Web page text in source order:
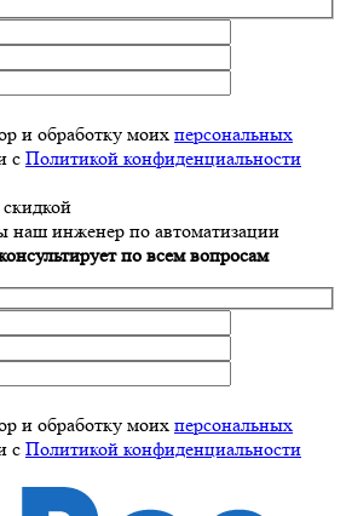
и обработку моих персональных
с Политикой конфиденциальности
наш инженер по автоматизации
по всем вопросам
и обработку моих персональных
с Политикой конфиденциальности